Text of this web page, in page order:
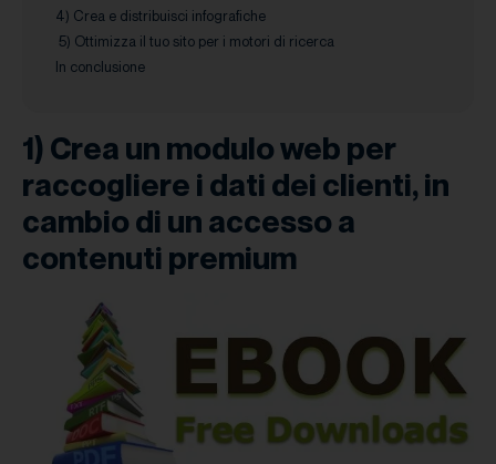
4) Crea e distribuisci infografiche
5) Ottimizza il tuo sito per i motori di ricerca
In conclusione
1) Crea un modulo web per
raccogliere i dati dei clienti, in
cambio di un accesso a
contenuti premium